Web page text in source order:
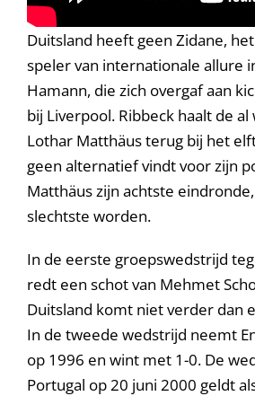
Duitsland heeft geen Zidane,
speler van internationale allure
Hamann, die zich overgaf aan
bij Liverpool. Ribbeck haalt de
Lothar Matthäus terug bij het
geen alternatief vindt voor zijn
Matthäus zijn achtste eindronde,
slechtste worden.
In de eerste groepswedstrijd
redt een schot van Mehmet
Duitsland komt niet verder dan
In de tweede wedstrijd neemt
op 1996 en wint met 1-0. De
Portugal op 20 juni 2000 geldt